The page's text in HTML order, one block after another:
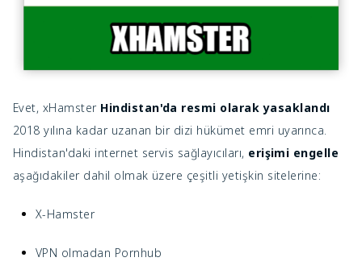
Evet, xHamster Hindistan'da resmi olarak yasaklandı
2018 yılına kadar uzanan bir dizi hükümet emri uyarınca.
Hindistan'daki internet servis sağlayıcıları, erişimi engelle
aşağıdakiler dahil olmak üzere çeşitli yetişkin sitelerine:
X-Hamster
VPN olmadan Pornhub